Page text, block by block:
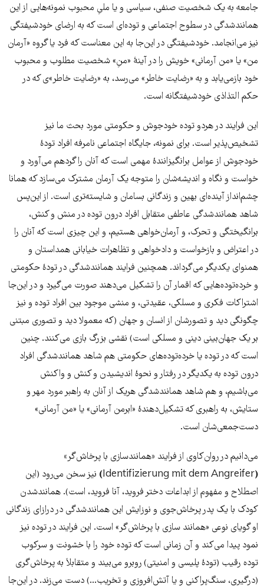
جامعه به یک شخصیت صنفی، سیاسی و یا ملیِ محبوب نمونه‌هایی از این
همانندشدگی در سطوح اجتماعی و توده‌ای است که به ارضای خودشیفتگی
نیز می‌انجامد. خودشیفتگی در این‌جا به این معناست که فرد یا گروه «آرمان
من» یا «من آرمانی» خویش را در آینۀ «منِ» شخصیت مطلوب و محبوب
خود بازمی‌یابد و به «رضایت خاطر» می‌رسد، به «رضایت خاطر»ی که در
حکم التذاذی خودشیفتگانه است.
این فرایند در هردو توده خودجوش و حکومتی مورد بحث ما نیز
تشخیص‌پذیر است. برای نمونه، جایگاه اجتماعی نامرفه افراد تودۀ
خودجوش از عوامل برانگیزانندۀ مهمی است که آنان را گردهم می‌آورد و
خواست و نگاه و اندیشه‌شان را متوجه یک آرمان مشترک می‌سازد که همانا
چشم‌انداز آینده‌ای بهین و زندگانی بسامان و شایسته‌تری است. از این‌پس
شاهد همانندشدگی عاطفی متقابل افراد درون توده در منش و کنش،
برانگیختگی و تحرک، و آرمان‌خواهی هستیم، و این چیزی است که آنان را
در اعتراض و بازخواست و دادخواهی و تظاهرات خیابانی همداستان و
همنوای یکدیگر می‌گرداند. همچنین فرایند همانندشدگی در تودۀ حکومتی
و خرده‌توده‌هایی که اقمار آن را تشکیل می‌دهند صورت می‌گیرد و در این‌جا
اشتراکات فکری و مسلکی، عقیدتی، و منشی موجود بین افراد توده و نیز
چگونگی دید و تصورشان از انسان و جهان (که معمولا دید و تصوری مبتنی
بر یک جهان‌بینی دینی و مسلکی است) نقشی بزرگ بازی می‌کنند. چنین
است که در توده یا خرده‌توده‌های حکومتی هم شاهد همانند‌شدگی افراد
درون توده به یکدیگر در رفتار و نحوۀ اندیشیدن و کنش و واکنش
می‌باشیم، و هم شاهد همانند‌شدگی هریک از آنان به راهبر مورد مهر و
ستایش، به راهبری که تشکیل‌دهندۀ «ابرمن آرمانی» یا «من آرمانی»
دست‌جمعی‌شان است.
می‌دانیم در روان‌کاوی از فرایند «‌همانندسازی با پرخاش‌گر»
(
Identifizierung mit dem Angreifer
) نیز سخن می‌رود (این
اصطلاح و مفهوم از ابداعات دختر فروید، آنا فروید، است). همانندشدن
کودک با یک پدر پرخاش‌جوی و نوزایش این همانندشدگی در درازای زندگانی
او گویای نوعی «‌همانند سازی با پرخاش‌گر» است. این فرایند در توده نیز
نمود پیدا می‌کند و آن زمانی است که توده خود را با خشونت و سرکوب
توده رقیب (تودۀ پلیسی و امنیتی) روبرو می‌بیند و متقابلاَ به پرخاش‌گری
(درگیری، سنگ‌پراکنی و یا آتش‌افروزی و تخریب...) دست می‌زند. در این‌جا